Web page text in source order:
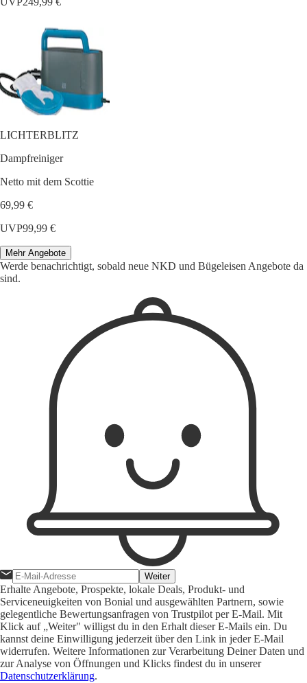
LICHTERBLITZ
Dampfreiniger
Netto mit dem Scottie
69,99 €
UVP99,99 €
Mehr Angebote
Werde benachrichtigt, sobald neue NKD und Bügeleisen Angebote da
sind.
Weiter
Erhalte Angebote, Prospekte, lokale Deals, Produkt- und
Serviceneuigkeiten von Bonial und ausgewählten Partnern, sowie
gelegentliche Bewertungsanfragen von Trustpilot per E-Mail. Mit
Klick auf „Weiter" willigst du in den Erhalt dieser E-Mails ein. Du
kannst deine Einwilligung jederzeit über den Link in jeder E-Mail
widerrufen. Weitere Informationen zur Verarbeitung Deiner Daten und
zur Analyse von Öffnungen und Klicks findest du in unserer
Datenschutzerklärung.